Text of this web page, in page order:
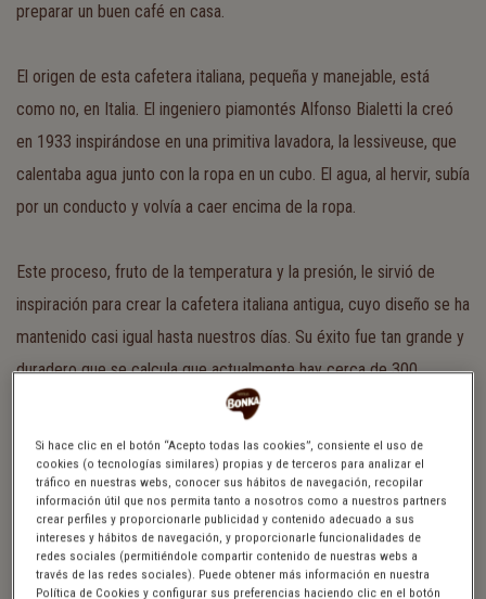
preparar un buen café en casa.
El origen de esta cafetera italiana, pequeña y manejable, está
como no, en Italia. El ingeniero piamontés Alfonso Bialetti la creó
en 1933 inspirándose en una primitiva lavadora, la lessiveuse, que
calentaba agua junto con la ropa en un cubo. El agua, al hervir, subía
por un conducto y volvía a caer encima de la ropa.
Este proceso, fruto de la temperatura y la presión, le sirvió de
inspiración para crear la cafetera italiana antigua, cuyo diseño se ha
mantenido casi igual hasta nuestros días. Su éxito fue tan grande y
duradero que se calcula que actualmente hay cerca de 300
millones de unidades en todo el mundo.
La cafetera italiana o cafetera moka produce un café de calidad,
intenso y con cuerpo en pocos minutos. Es la forma casera de
conseguir un café expreso a baja presión, mucho más parecido al
de los bares que el café de goteo. Sea en una cafetera italiana
Si hace clic en el botón “Acepto todas las cookies”, consiente el uso de
cookies (o tecnologías similares) propias y de terceros para analizar el
tráfico en nuestras webs, conocer sus hábitos de navegación, recopilar
información útil que nos permita tanto a nosotros como a nuestros partners
crear perfiles y proporcionarle publicidad y contenido adecuado a sus
intereses y hábitos de navegación, y proporcionarle funcionalidades de
redes sociales (permitiéndole compartir contenido de nuestras webs a
través de las redes sociales). Puede obtener más información en nuestra
Política de Cookies y configurar sus preferencias haciendo clic en el botón